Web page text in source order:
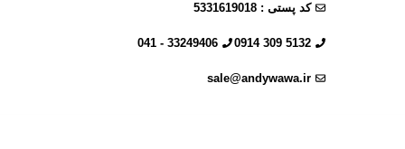
کد پستی : 5331619018
5132 309 0914
33249406 - 041
sale@andywawa.ir